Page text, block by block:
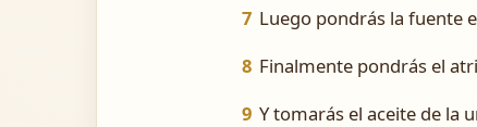
7 Luego pondrás la fuente
8 Finalmente pondrás el
9 Y tomarás el aceite de la